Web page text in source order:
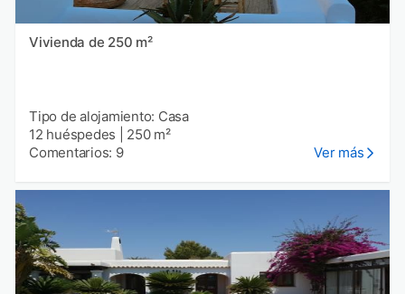
Vivienda de 250 m²
Tipo de alojamiento: Casa
12 huéspedes
250 m²
Comentarios: 9
Ver más